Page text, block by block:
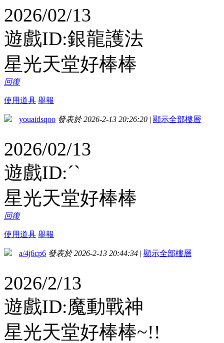
2026/02/13
遊戲ID:銀龍護法
星光天堂好棒棒
回復
使用道具 舉報
youaidsqoo 發表於 2026-2-13 20:26:20 | 顯示全部樓層
2026/02/13
遊戲ID:ˊˋ
星光天堂好棒棒
回復
使用道具 舉報
a/4j6cp6 發表於 2026-2-13 20:44:34 | 顯示全部樓層
2026/2/13
遊戲ID:魔動戰神
星光天堂好棒棒~!!